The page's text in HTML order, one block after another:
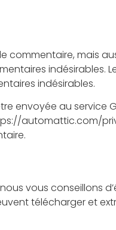
commentaire, mais
indésirables.
indésirables.
envoyée au service
automattic.com/
vous conseillons
télécharger et